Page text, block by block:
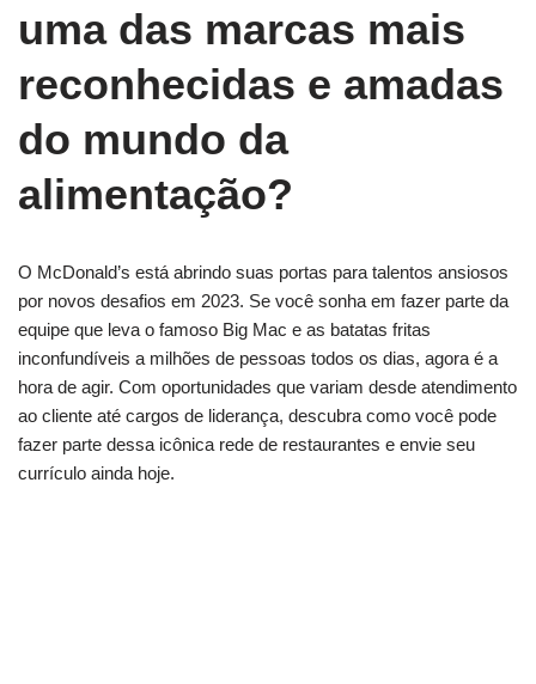
uma das marcas mais
reconhecidas e amadas
do mundo da
alimentação?
O McDonald’s está abrindo suas portas para talentos ansiosos
por novos desafios em 2023. Se você sonha em fazer parte da
equipe que leva o famoso Big Mac e as batatas fritas
inconfundíveis a milhões de pessoas todos os dias, agora é a
hora de agir. Com oportunidades que variam desde atendimento
ao cliente até cargos de liderança, descubra como você pode
fazer parte dessa icônica rede de restaurantes e envie seu
currículo ainda hoje.